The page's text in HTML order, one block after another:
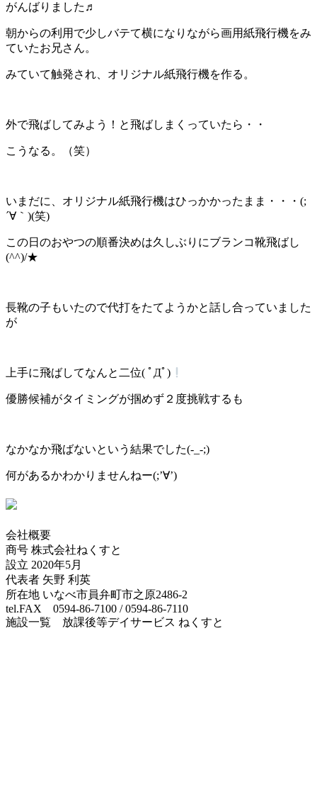
がんばりました♬
朝からの利用で少しバテて横になりながら画用紙飛行機をみ
ていたお兄さん。
みていて触発され、オリジナル紙飛行機を作る。
外で飛ばしてみよう！と飛ばしまくっていたら・・
こうなる。（笑）
いまだに、オリジナル紙飛行機はひっかかったまま・・・(;
´∀｀)(笑)
この日のおやつの順番決めは久しぶりにブランコ靴飛ばし
(^^)/★
長靴の子もいたので代打をたてようかと話し合っていました
が
上手に飛ばしてなんと二位( ﾟДﾟ)
優勝候補がタイミングが掴めず２度挑戦するも
なかなか飛ばないという結果でした(-_-;)
何があるかわかりませんねー(;’∀’)
会社概要
商号 株式会社ねくすと
設立 2020年5月
代表者 矢野 利英
所在地 いなべ市員弁町市之原2486-2
tel.FAX 0594-86-7100 / 0594-86-7110
施設一覧 放課後等デイサービス ねくすと